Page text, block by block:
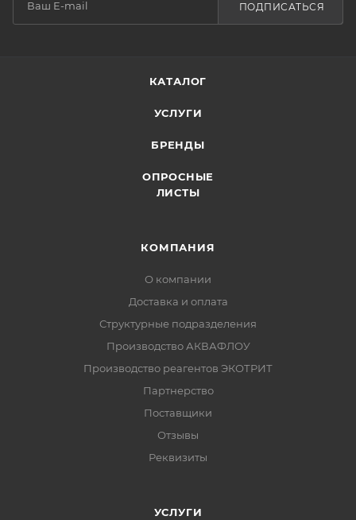
ПОДПИСАТЬСЯ
КАТАЛОГ
УСЛУГИ
БРЕНДЫ
ОПРОСНЫЕ
ЛИСТЫ
КОМПАНИЯ
О компании
Доставка и оплата
Структурные подразделения
Производство АКВАФЛОУ
Производство реагентов ЭКОТРИТ
Партнерство
Поставщики
Отзывы
Реквизиты
УСЛУГИ